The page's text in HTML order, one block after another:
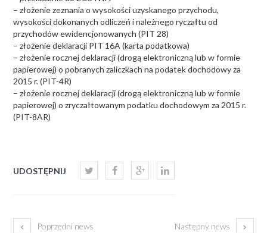
– złożenie zeznania o wysokości uzyskanego przychodu,
wysokości dokonanych odliczeń i należnego ryczałtu od
przychodów ewidencjonowanych (PIT 28)
– złożenie deklaracji PIT 16A (karta podatkowa)
– złożenie rocznej deklaracji (drogą elektroniczną lub w formie
papierowej) o pobranych zaliczkach na podatek dochodowy za
2015 r. (PIT-4R)
– złożenie rocznej deklaracji (drogą elektroniczną lub w formie
papierowej) o zryczałtowanym podatku dochodowym za 2015 r.
(PIT-8AR)
UDOSTĘPNIJ
Poprzedni news Następny news